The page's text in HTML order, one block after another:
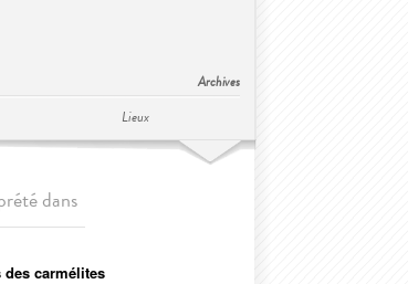
Archives
Lieux
dans
des carmélites